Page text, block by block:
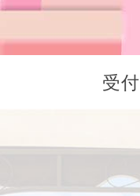
受付